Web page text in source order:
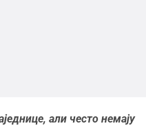
али често немају